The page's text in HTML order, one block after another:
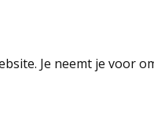
Je neemt je voor